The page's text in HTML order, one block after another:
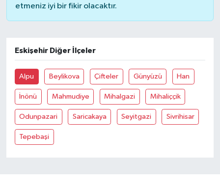
etmeniz iyi bir fikir olacaktır.
Eskişehir Diğer İlçeler
Alpu Beylikova Çifteler Günyüzü Han
İnönü Mahmudiye Mihalgazi Mihaliççik
Odunpazari Saricakaya Seyitgazi Sivrihisar
Tepebaşi
Etiketler